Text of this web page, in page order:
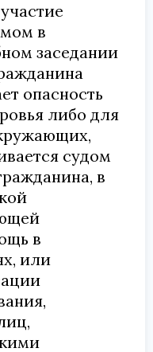
в
заседании
опасность
либо для
судом
в
в
или